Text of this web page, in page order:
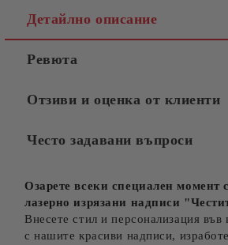
Детайлно описание
Ревюта
Отзиви и оценка от клиенти
Често задавани въпроси
Озарете всеки специален момент
лазерно изрязани надписи
Внесете стил и персонализация във
с нашите красиви надписи,